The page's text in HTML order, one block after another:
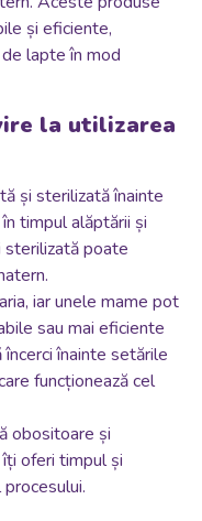
și eficiente,
lapte în mod
la utilizarea
și sterilizată înainte
timpul alăptării și
sterilizată poate
iar unele mame pot
sau mai eficiente
înainte setările
funcționează cel
obositoare și
oferi timpul și